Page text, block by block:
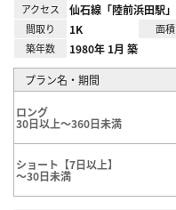
アクセス 仙石線「陸前浜田駅」
間取り 1K 面積
築年数 1980年 1月 築
プラン名・期間
ロング
30日以上～360日未満
ショート【7日以上】
～30日未満